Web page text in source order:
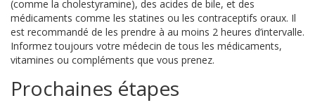
(comme la cholestyramine), des acides de bile, et des
médicaments comme les statines ou les contraceptifs oraux. Il
est recommandé de les prendre à au moins 2 heures d’intervalle.
Informez toujours votre médecin de tous les médicaments,
vitamines ou compléments que vous prenez.
Prochaines étapes